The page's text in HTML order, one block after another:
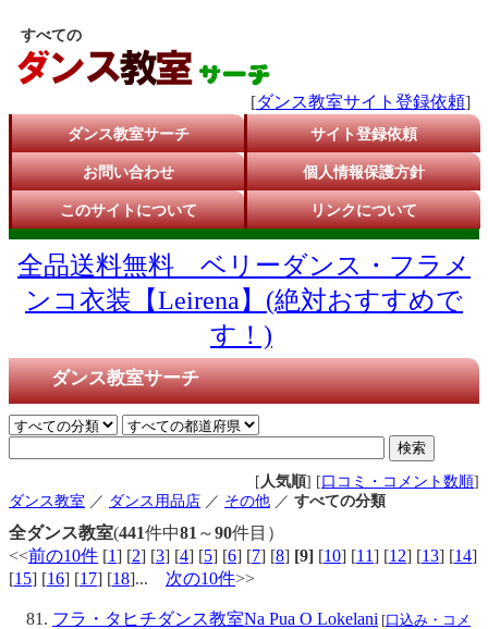
すべての
[ダンス教室サイト登録依頼]
ダンス教室サーチ サイト登録依頼
お問い合わせ 個人情報保護方針
このサイトについて リンクについて
全品送料無料 ベリーダンス・フラメ
ンコ衣装【Leirena】(絶対おすすめで
す！)
ダンス教室サーチ
[ 人気順] [ 口コミ・コメント数順]
ダンス教室 ／ ダンス用品店 ／ その他 ／ すべての分類
全ダンス教室(441件中81 ～90件目）
<<前の10件 [1] [2] [3] [4] [5] [6] [7] [8] [9] [10] [11] [12] [13] [14]
[15] [16] [17] [18]... 次の10件>>
フラ・タヒチダンス教室Na Pua O Lokelani [口込み・コメ